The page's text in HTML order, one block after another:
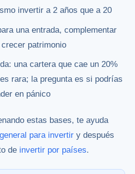
invertir a 2 años que a 20
una entrada, complementar
patrimonio
una cartera que cae un 20%
rara; la pregunta es si podrías
en pánico
estas bases, te ayuda
para invertir y después
de invertir por países.